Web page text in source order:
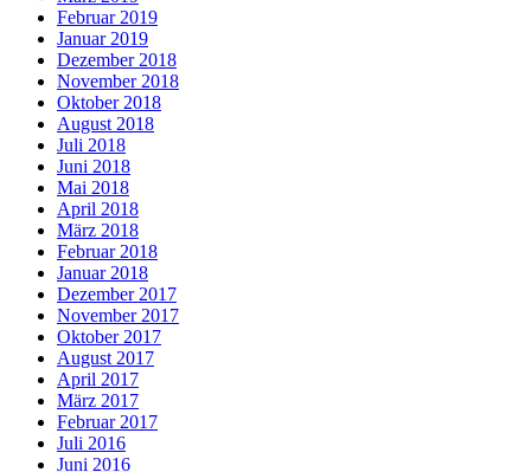
Februar 2019
Januar 2019
Dezember 2018
November 2018
Oktober 2018
August 2018
Juli 2018
Juni 2018
Mai 2018
April 2018
März 2018
Februar 2018
Januar 2018
Dezember 2017
November 2017
Oktober 2017
August 2017
April 2017
März 2017
Februar 2017
Juli 2016
Juni 2016